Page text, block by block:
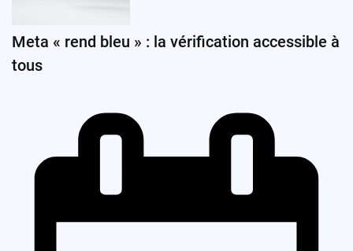
Meta « rend bleu » : la vérification accessible à
tous